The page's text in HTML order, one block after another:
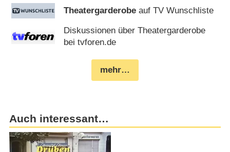
Theatergarderobe auf TV Wunschliste
Diskussionen über Theatergarderobe
bei tvforen.de
mehr…
Auch interessant…